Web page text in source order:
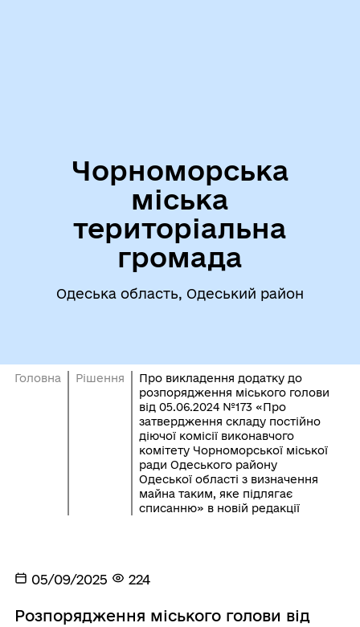
Чорноморська
міська
територіальна
громада
Одеська область, Одеський район
Головна Рішення
Про викладення додатку до
розпорядження міського голови
від 05.06.2024 №173 «Про
затвердження складу постійно
діючої комісії виконавчого
комітету Чорноморської міської
ради Одеського району
Одеської області з визначення
майна таким, яке підлягає
списанню» в новій редакції
05/09/2025 224
Розпорядження міського голови від